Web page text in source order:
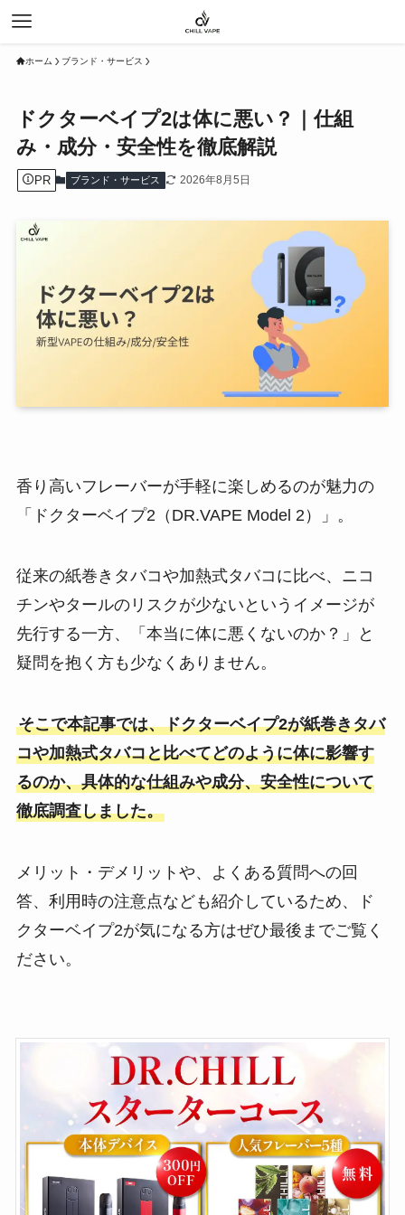
ホーム ブランド・サービス
ドクターベイプ2は体に悪い？｜仕組
み・成分・安全性を徹底解説
PR ブランド・サービス 2026年8月5日
香り高いフレーバーが手軽に楽しめるのが魅力の
「ドクターベイプ2（DR.VAPE Model 2）」。
従来の紙巻きタバコや加熱式タバコに比べ、ニコ
チンやタールのリスクが少ないというイメージが
先行する一方、「本当に体に悪くないのか？」と
疑問を抱く方も少なくありません。
そこで本記事では、ドクターベイプ2が紙巻きタバ
コや加熱式タバコと比べてどのように体に影響す
るのか、具体的な仕組みや成分、安全性について
徹底調査しました。
メリット・デメリットや、よくある質問への回
答、利用時の注意点なども紹介しているため、ド
クターベイプ2が気になる方はぜひ最後までご覧く
ださい。